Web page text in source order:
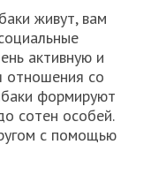
живут, вам
активную и
отношения со
формируют
сотен особей.
с помощью